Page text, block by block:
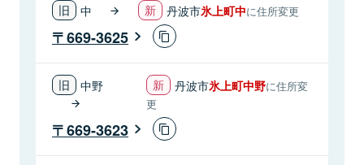
中 丹波市氷上町中に住所変更
669-3625
中野 丹波市氷上町中野に住所変
更
669-3623